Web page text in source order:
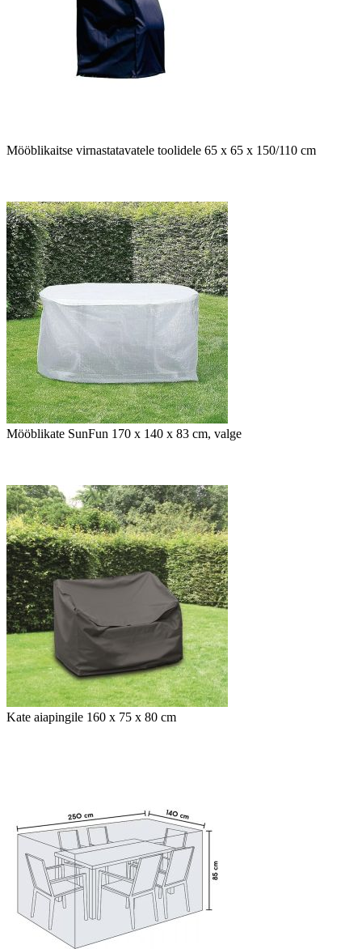
Mööblikaitse virnastatavatele toolidele 65 x 65 x 150/110 cm
Mööblikate SunFun 170 x 140 x 83 cm, valge
Kate aiapingile 160 x 75 x 80 cm